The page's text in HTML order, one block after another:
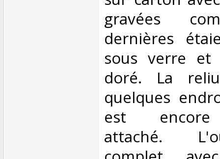
gravées
dernières
sous verre et
doré. La
quelques
est encore
attaché.